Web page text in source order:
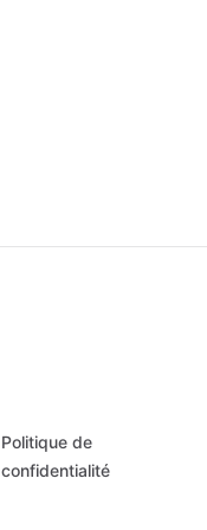
Politique de
confidentialité